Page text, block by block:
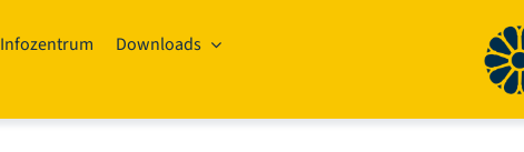
Infozentrum
Downloads